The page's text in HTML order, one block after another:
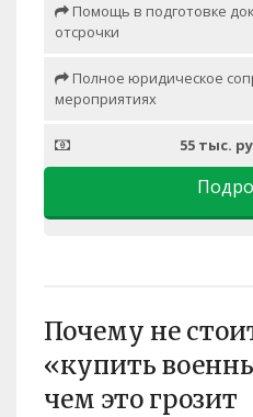
Помощь в подготовке
отсрочки
Полное юридическое
мероприятиях
55 тыс.
Почему не
«купить
чем это грозит